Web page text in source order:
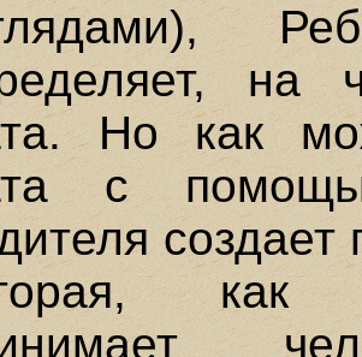
на
Но как
с
как